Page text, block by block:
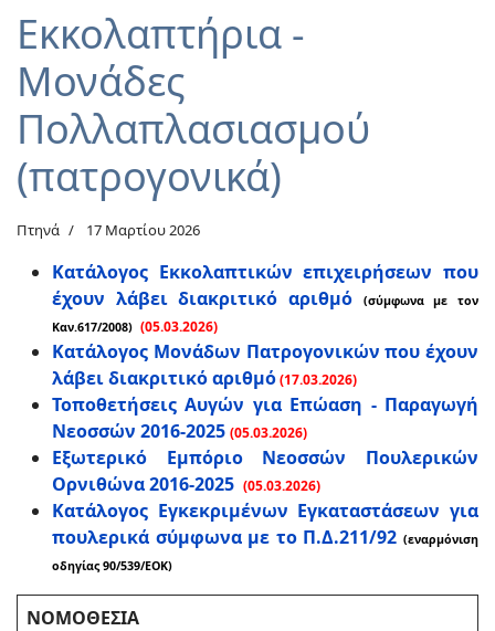
Εκκολαπτήρια -
Μονάδες
Πολλαπλασιασμού
(πατρογονικά)
Πτηνά 17 Μαρτίου 2026
Κατάλογος Εκκολαπτικών επιχειρήσεων που
έχουν λάβει διακριτικό αριθμό
(σύμφωνα με τον
Καν.617/2008) (05.03.2026)
Κατάλογος Μονάδων Πατρογονικών που έχουν
λάβει διακριτικό αριθμό(17.03.2026)
Τοποθετήσεις Αυγών για Επώαση - Παραγωγή
Νεοσσών 2016-2025 (05.03.2026)
Εξωτερικό Εμπόριο Νεοσσών Πουλερικών
Ορνιθώνα 2016-2025 (05.03.2026)
Κατάλογος Εγκεκριμένων Εγκαταστάσεων για
πουλερικά σύμφωνα με το Π.Δ.211/92 (εναρμόνιση
οδηγίας 90/539/ΕΟΚ)
ΝΟΜΟΘΕΣΙΑ